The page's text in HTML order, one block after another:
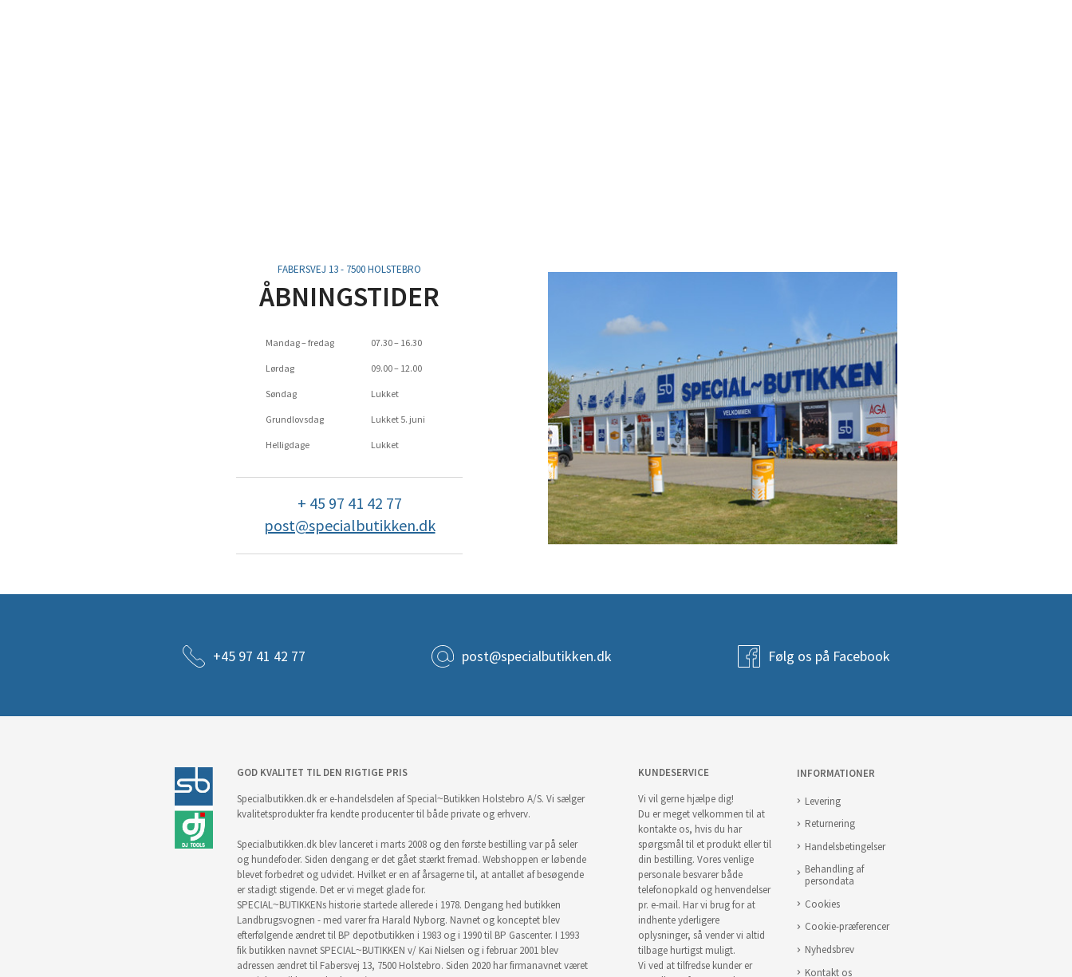
FABERSVEJ 13 - 7500 HOLSTEBRO
ÅBNINGSTIDER
Mandag – fredag
07.30 – 16.30
Lørdag
09.00 – 12.00
Søndag
Lukket
Grundlovsdag
Lukket 5. juni
Helligdage
Lukket
+ 45 97 41 42 77
post@specialbutikken.dk
+45 97 41 42 77 post@specialbutikken.dk Følg os på Facebook
GOD KVALITET TIL DEN RIGTIGE PRIS
Specialbutikken.dk er e-handelsdelen af Special~Butikken Holstebro A/S. Vi sælger
kvalitetsprodukter fra kendte producenter til både private og erhverv.
Specialbutikken.dk blev lanceret i marts 2008 og den første bestilling var på seler
og hundefoder. Siden dengang er det gået stærkt fremad. Webshoppen er løbende
blevet forbedret og udvidet. Hvilket er en af årsagerne til, at antallet af besøgende
er stadigt stigende. Det er vi meget glade for.
SPECIAL~BUTIKKENs historie startede allerede i 1978. Dengang hed butikken
Landbrugsvognen - med varer fra Harald Nyborg. Navnet og konceptet blev
efterfølgende ændret til BP depotbutikken i 1983 og i 1990 til BP Gascenter. I 1993
fik butikken navnet SPECIAL~BUTIKKEN v/ Kai Nielsen og i februar 2001 blev
adressen ændret til Fabersvej 13, 7500 Holstebro. Siden 2020 har firmanavnet været
KUNDESERVICE
Vi vil gerne hjælpe dig!
Du er meget velkommen til at
kontakte os, hvis du har
spørgsmål til et produkt eller til
din bestilling. Vores venlige
personale besvarer både
telefonopkald og henvendelser
pr. e-mail. Har vi brug for at
indhente yderligere
oplysninger, så vender vi altid
tilbage hurtigst muligt.
Vi ved at tilfredse kunder er
INFORMATIONER
Levering
Returnering
Handelsbetingelser
Behandling af
persondata
Cookies
Cookie-præferencer
Nyhedsbrev
Kontakt os